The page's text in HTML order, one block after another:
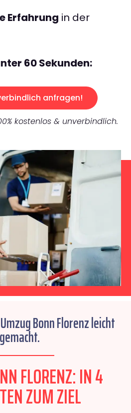
Erfahrung in der
60 Sekunden:
anfragen!
kostenlos & unverbindlich.
Bonn Florenz leicht
gemacht.
FLORENZ: IN 4
ZUM ZIEL